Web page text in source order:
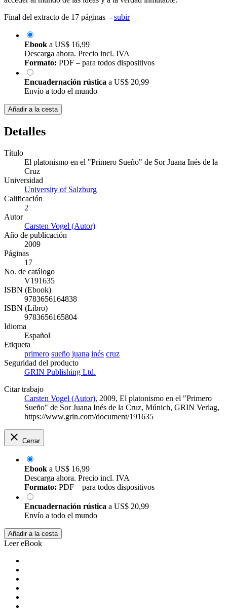
Final del extracto de 17 páginas - subir
Ebook a US$ 16,99
Descarga ahora. Precio incl. IVA
Formato: PDF – para todos dispositivos
Encuadernación rústica a US$ 20,99
Envío a todo el mundo
Añadir a la cesta
Detalles
Título
El platonismo en el "Primero Sueño" de Sor Juana Inés de la
Cruz
Universidad
University of Salzburg
Calificación
2
Autor
Carsten Vogel (Autor)
Año de publicación
2009
Páginas
17
No. de catálogo
V191635
ISBN (Ebook)
9783656164838
ISBN (Libro)
9783656165804
Idioma
Español
Etiqueta
primero sueño juana inés cruz
Seguridad del producto
GRIN Publishing Ltd.
Citar trabajo
Carsten Vogel (Autor), 2009, El platonismo en el "Primero
Sueño" de Sor Juana Inés de la Cruz, Múnich, GRIN Verlag,
https://www.grin.com/document/191635
Cerrar
Ebook a US$ 16,99
Descarga ahora. Precio incl. IVA
Formato: PDF – para todos dispositivos
Encuadernación rústica a US$ 20,99
Envío a todo el mundo
Añadir a la cesta
Leer eBook